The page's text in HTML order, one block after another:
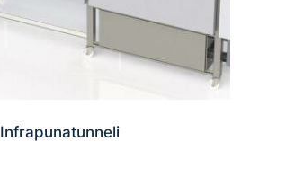
Infrapunatunneli